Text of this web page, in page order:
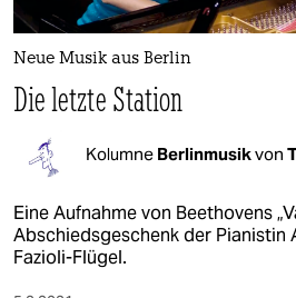
Neue Musik aus Berlin
Die letzte Station
Kolumne Berlinmusikvon
Eine Aufnahme von Beethovens
Abschiedsgeschenk der Pianistin
Fazioli-Flügel.